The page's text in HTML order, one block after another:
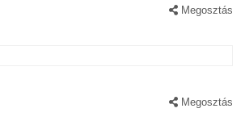
Megosztás
Megosztás